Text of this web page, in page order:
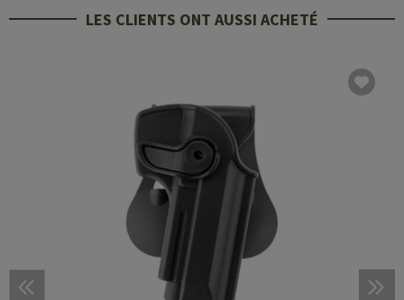
LES CLIENTS ONT AUSSI ACHETÉ